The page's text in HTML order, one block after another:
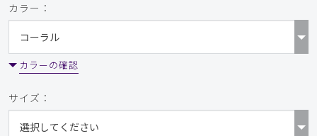
カラー：
カラーの確認
サイズ：